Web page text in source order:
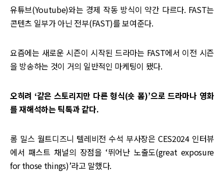
유튜브(Youtube)와는 경제 작동 방식이 약간 다르다. FAST는
콘텐츠 일부가 아닌 전부(FAST)를 보여준다.
요즘에는 새로운 시즌이 시작된 드라마는 FAST에서 이전 시즌
을 방송하는 것이 거의 일반적인 마케팅이 됐다.
오히려 ‘같은 스토리지만 다른 형식(숏 폼)’으로 드라마나 영화
를 재해석하는 틱톡과 같다.
롬 밀스 월트디즈니 텔레비전 수석 부사장은 CES2024 인터뷰
에서 패스트 채널의 장점을 ‘뛰어난 노출도(great exposure
for those things)’라고 말했다.